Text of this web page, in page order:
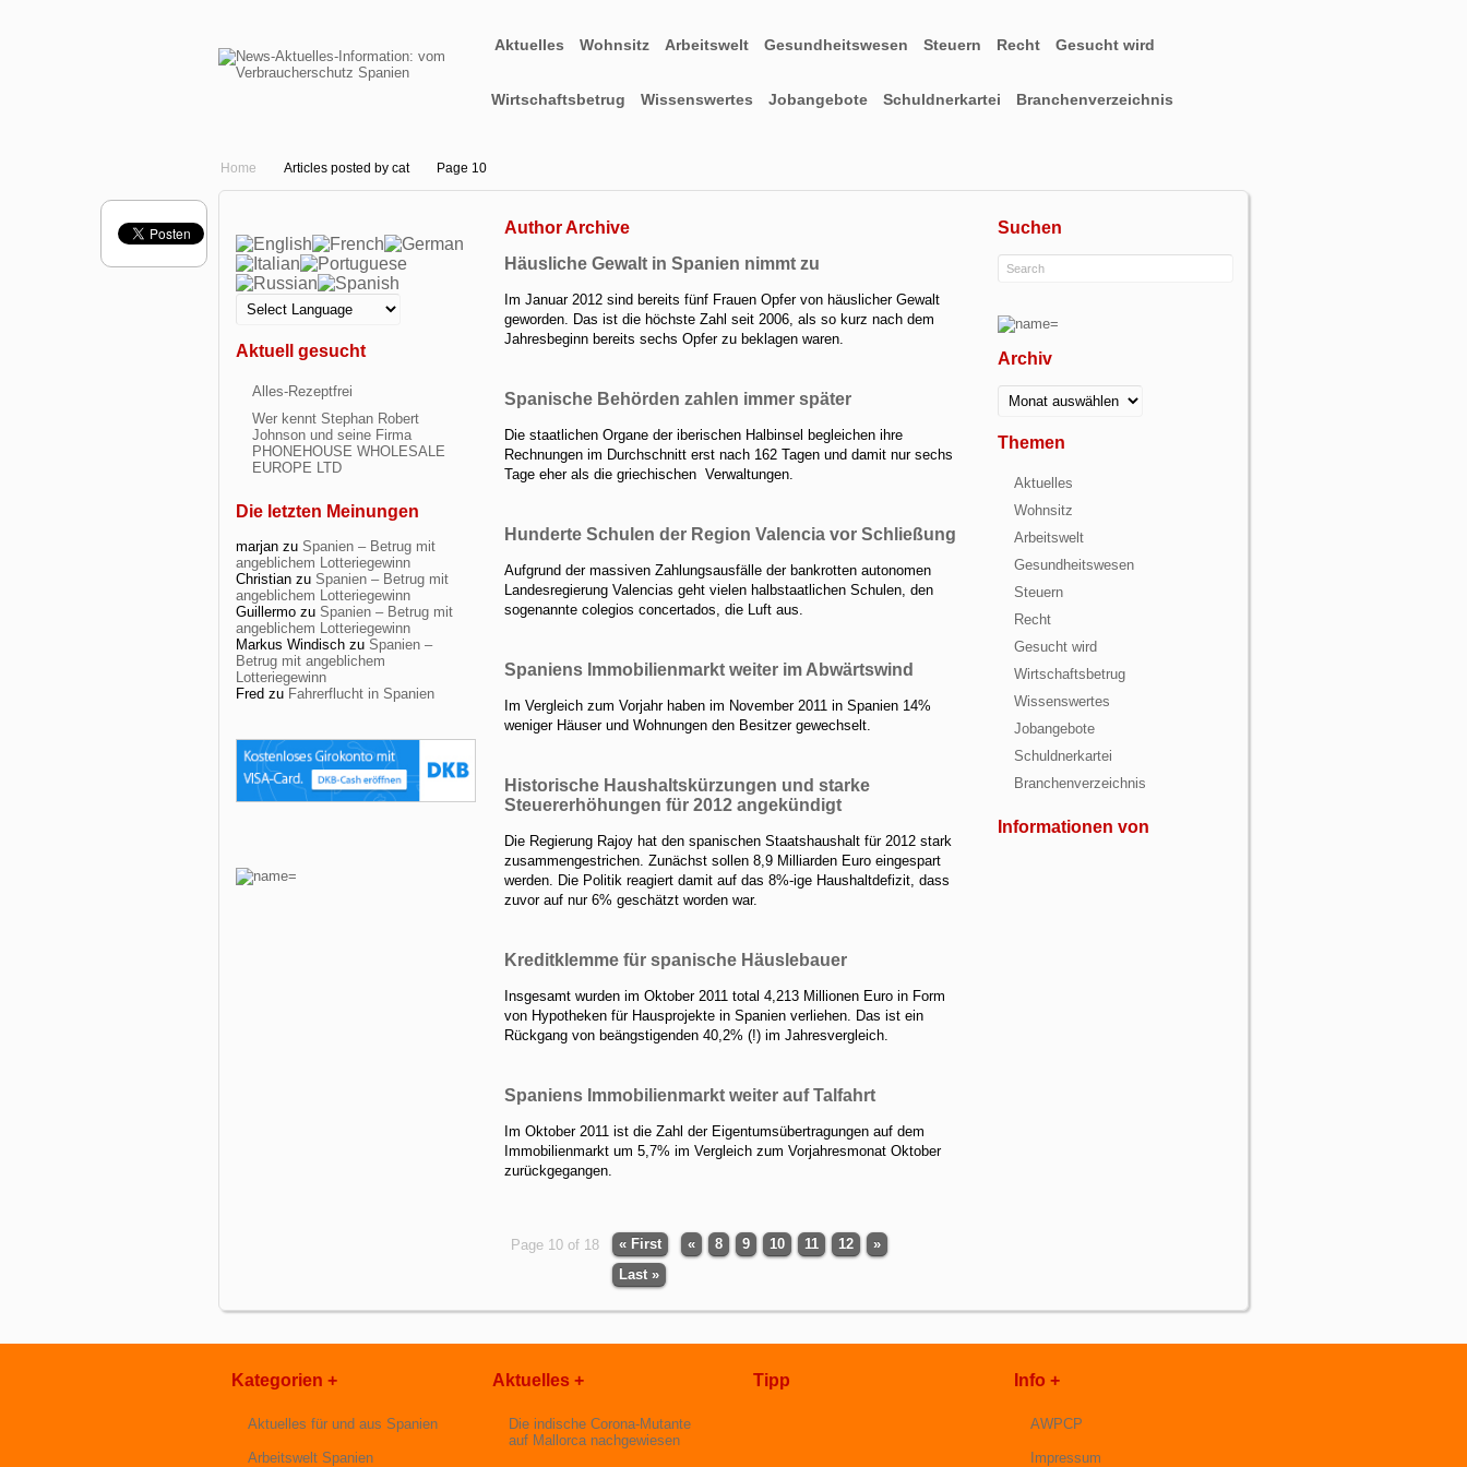
Aktuelles Wohnsitz Arbeitswelt Gesundheitswesen Steuern Recht Gesucht wird
Wirtschaftsbetrug Wissenswertes Jobangebote Schuldnerkartei Branchenverzeichnis
Home Articles posted by cat Page 10
Aktuell gesucht
Alles-Rezeptfrei
Wer kennt Stephan Robert
Johnson und seine Firma
PHONEHOUSE WHOLESALE
EUROPE LTD
Die letzten Meinungen
marjan zu Spanien – Betrug mit
angeblichem Lotteriegewinn
Christian zu Spanien – Betrug mit
angeblichem Lotteriegewinn
Guillermo zu Spanien – Betrug mit
angeblichem Lotteriegewinn
Markus Windisch zu Spanien –
Betrug mit angeblichem
Lotteriegewinn
Fred zu Fahrerflucht in Spanien
Suchen
Archiv
Archiv
Themen
Aktuelles
Wohnsitz
Arbeitswelt
Gesundheitswesen
Steuern
Recht
Gesucht wird
Wirtschaftsbetrug
Wissenswertes
Jobangebote
Schuldnerkartei
Branchenverzeichnis
Informationen von
Author Archive
Häusliche Gewalt in Spanien nimmt zu
Im Januar 2012 sind bereits fünf Frauen Opfer von häuslicher Gewalt
geworden. Das ist die höchste Zahl seit 2006, als so kurz nach dem
Jahresbeginn bereits sechs Opfer zu beklagen waren.
Spanische Behörden zahlen immer später
Die staatlichen Organe der iberischen Halbinsel begleichen ihre
Rechnungen im Durchschnitt erst nach 162 Tagen und damit nur sechs
Tage eher als die griechischen Verwaltungen.
Hunderte Schulen der Region Valencia vor Schließung
Aufgrund der massiven Zahlungsausfälle der bankrotten autonomen
Landesregierung Valencias geht vielen halbstaatlichen Schulen, den
sogenannte colegios concertados, die Luft aus.
Spaniens Immobilienmarkt weiter im Abwärtswind
Im Vergleich zum Vorjahr haben im November 2011 in Spanien 14%
weniger Häuser und Wohnungen den Besitzer gewechselt.
Historische Haushaltskürzungen und starke
Steuererhöhungen für 2012 angekündigt
Die Regierung Rajoy hat den spanischen Staatshaushalt für 2012 stark
zusammengestrichen. Zunächst sollen 8,9 Milliarden Euro eingespart
werden. Die Politik reagiert damit auf das 8%-ige Haushaltdefizit, dass
zuvor auf nur 6% geschätzt worden war.
Kreditklemme für spanische Häuslebauer
Insgesamt wurden im Oktober 2011 total 4,213 Millionen Euro in Form
von Hypotheken für Hausprojekte in Spanien verliehen. Das ist ein
Rückgang von beängstigenden 40,2% (!) im Jahresvergleich.
Spaniens Immobilienmarkt weiter auf Talfahrt
Im Oktober 2011 ist die Zahl der Eigentumsübertragungen auf dem
Immobilienmarkt um 5,7% im Vergleich zum Vorjahresmonat Oktober
zurückgegangen.
Page 10 of 18 « First « 8 9 10 11 12
»
Last »
Kategorien +
Aktuelles für und aus Spanien
Arbeitswelt Spanien
Aktuelles +
Die indische Corona-Mutante
auf Mallorca nachgewiesen
Tipp Info +
AWPCP
Impressum